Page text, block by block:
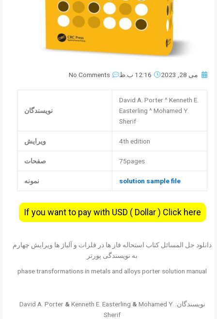
می 28, 2023 12:16 ب.ظ No Comments
David A. Porter ^ Kenneth E.
Easterling ^ Mohamed Y.
Sherif
نویسندگان
4th edition ویرایش
75pages صفحات
solution sample file نمونه
If you want to pay with USD ( Dollar ) Click here
دانلود حل المسائل کتاب استحاله فاز ها در فلزات و آلیاژ ها ویرایش چهارم
به نویسندگی پورتر
phase transformations in metals and alloys porter solution manual
نویسندگان: David A. Porter & Kenneth E. Easterling & Mohamed Y.
Sherif